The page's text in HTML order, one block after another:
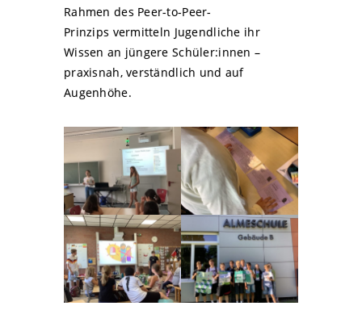
Rahmen des Peer-to-Peer-
Prinzips vermitteln Jugendliche ihr
Wissen an jüngere Schüler:innen –
praxisnah, verständlich und auf
Augenhöhe.